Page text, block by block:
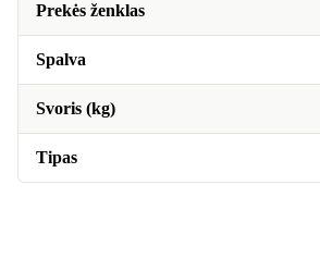
Prekės ženklas
Spalva
Svoris (kg)
Tipas